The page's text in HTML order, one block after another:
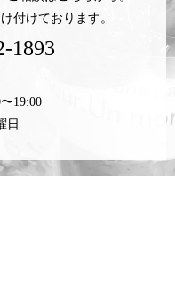
付けております。
1893
19:00
日